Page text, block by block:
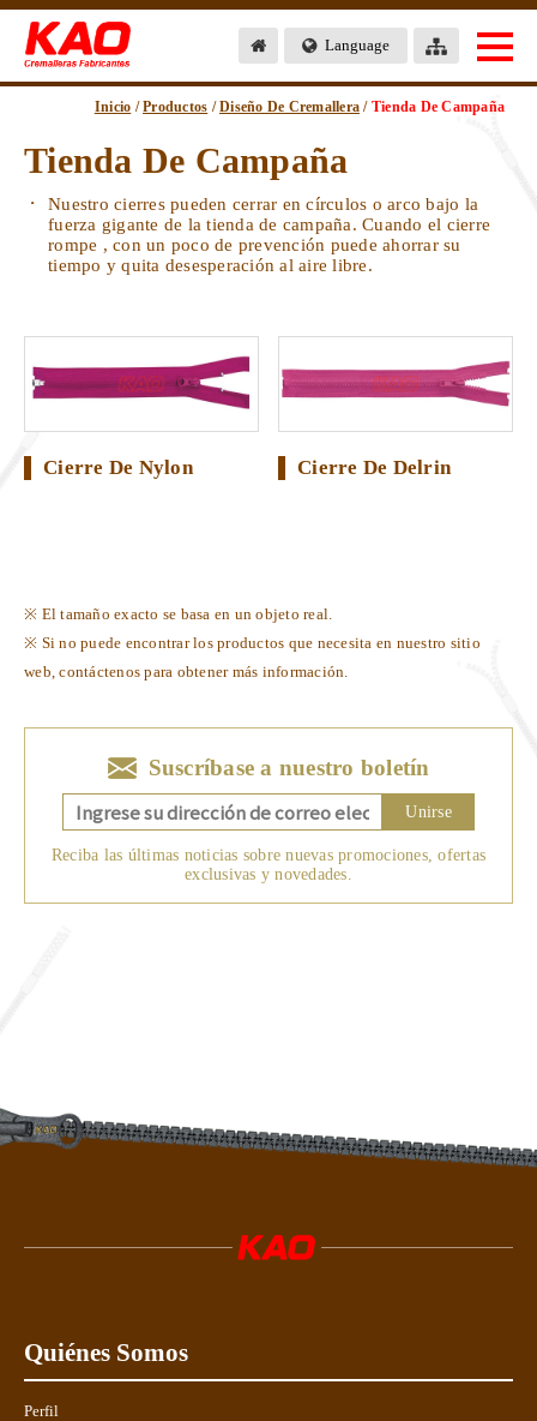
Language
Inicio /Productos /Diseño De Cremallera / Tienda De Campaña
Tienda De Campaña
Nuestro cierres pueden cerrar en círculos o arco bajo la
fuerza gigante de la tienda de campaña. Cuando el cierre
rompe , con un poco de prevención puede ahorrar su
tiempo y quita desesperación al aire libre.
Cierre De Nylon Cierre De Delrin
※ El tamaño exacto se basa en un objeto real.
※ Si no puede encontrar los productos que necesita en nuestro sitio
web, contáctenos para obtener más información.
Suscríbase a nuestro boletín
Unirse
Reciba las últimas noticias sobre nuevas promociones, ofertas
exclusivas y novedades.
Quiénes Somos
Perfil